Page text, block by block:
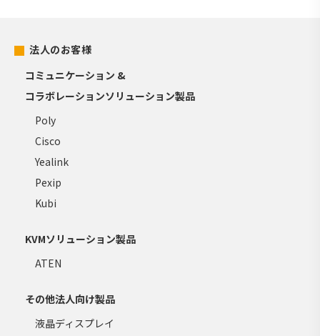
法人のお客様
コミュニケーション &
コラボレーションソリューション製品
Poly
Cisco
Yealink
Pexip
Kubi
KVMソリューション製品
ATEN
その他法人向け製品
液晶ディスプレイ